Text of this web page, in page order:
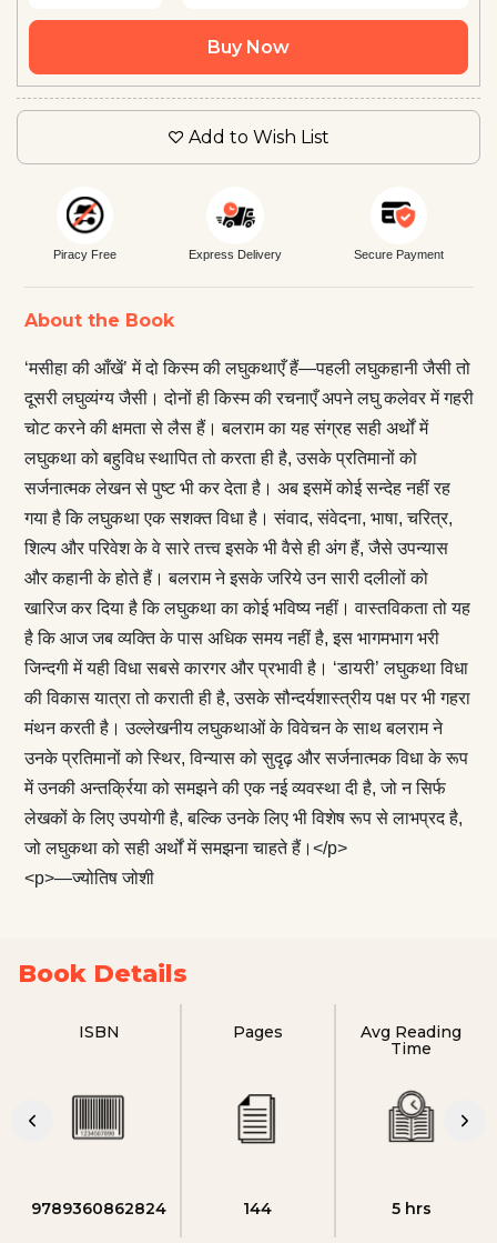
Buy Now
Add to Wish List
Piracy Free Express Delivery Secure Payment
About the Book
‘मसीहा की आँखें’ में दो किस्म की लघुकथाएँ हैं—पहली लघुकहानी जैसी तो
दूसरी लघुव्यंग्य जैसी। दोनों ही किस्म की रचनाएँ अपने लघु कलेवर में गहरी
चोट करने की क्षमता से लैस हैं। बलराम का यह संग्रह सही अर्थों में
लघुकथा को बहुविध स्थापित तो करता ही है, उसके प्रतिमानों को
सर्जनात्मक लेखन से पुष्ट भी कर देता है। अब इसमें कोई सन्देह नहीं रह
गया है कि लघुकथा एक सशक्त विधा है। संवाद, संवेदना, भाषा, चरित्र,
शिल्प और परिवेश के वे सारे तत्त्व इसके भी वैसे ही अंग हैं, जैसे उपन्यास
और कहानी के होते हैं। बलराम ने इसके जरिये उन सारी दलीलों को
खारिज कर दिया है कि लघुकथा का कोई भविष्य नहीं। वास्तविकता तो यह
है कि आज जब व्यक्ति के पास अधिक समय नहीं है, इस भागमभाग भरी
जिन्दगी में यही विधा सबसे कारगर और प्रभावी है। ‘डायरी’ लघुकथा विधा
की विकास यात्रा तो कराती ही है, उसके सौन्दर्यशास्त्रीय पक्ष पर भी गहरा
मंथन करती है। उल्लेखनीय लघुकथाओं के विवेचन के साथ बलराम ने
उनके प्रतिमानों को स्थिर, विन्यास को सुदृढ़ और सर्जनात्मक विधा के रूप
में उनकी अन्तर्क्रिया को समझने की एक नई व्यवस्था दी है, जो न सिर्फ
लेखकों के लिए उपयोगी है, बल्कि उनके लिए भी विशेष रूप से लाभप्रद है,
जो लघुकथा को सही अर्थों में समझना चाहते हैं।</p>
<p>—ज्योतिष जोशी
Book Details
ISBN
9789360862824
Pages
144
Avg Reading
Time
5 hrs